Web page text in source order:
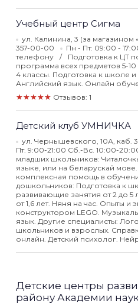
Учебный центр Сигма
ул. Калинина, 3 (за магазином
357-00-00
Пн - Пт: 09:00 -
телефону
Подготовка к ЦТ
программа всех предметов 5-
4 классы. Подготовка к школе
Английский язык. Онлайн
★★★★★ Отзывов: 1
Детский клуб УМНИЧКА
ул. Чернышевского, 10А, каб.
Пт. 9:00-21:00 Сб.-Вс. 10:00-
младших школьников:
языке, или на беларускай
комплексная помощь в
дошкольников: Подготовка к
развивающие занятия от 2 до 5
от 1,6 лет. Няня на час. Опыты и
конструктором LEGO.
язык. Другие специалисты:
школьников и взрослых.
онлайн. Детский психолог.
Детские центры
району Академии